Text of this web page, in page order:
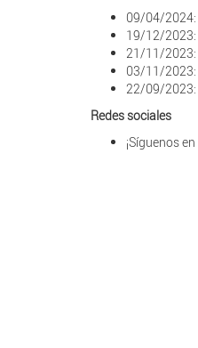
09/04/2024:
19/12/2023:
21/11/2023:
03/11/2023:
22/09/2023:
Redes sociales
¡Síguenos en